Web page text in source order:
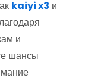
kaiyi x3 и
и
шансы